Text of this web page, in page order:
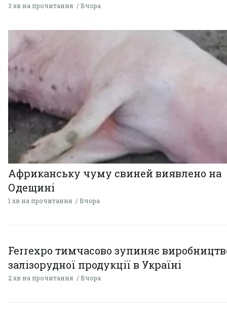
3 хв на прочитання Вчора
Африканську чуму свиней виявлено на
Одещині
1 хв на прочитання Вчора
Ferrexpo тимчасово зупиняє
залізорудної продукції в Україні
2 хв на прочитання Вчора